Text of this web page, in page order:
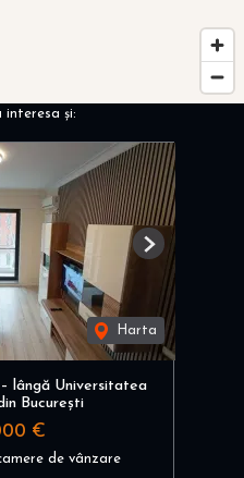
interesa și:
Harta
Next
lângă Universitatea
București
€
de vânzare